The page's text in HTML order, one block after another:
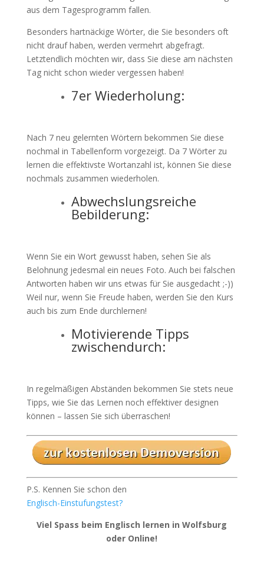
aus dem Tagesprogramm fallen.
Besonders hartnäckige Wörter, die Sie besonders oft
nicht drauf haben, werden vermehrt abgefragt.
Letztendlich möchten wir, dass Sie diese am nächsten
Tag nicht schon wieder vergessen haben!
7er Wiederholung:
Nach 7 neu gelernten Wörtern bekommen Sie diese
nochmal in Tabellenform vorgezeigt. Da 7 Wörter zu
lernen die effektivste Wortanzahl ist, können Sie diese
nochmals zusammen wiederholen.
Abwechslungsreiche
Bebilderung:
Wenn Sie ein Wort gewusst haben, sehen Sie als
Belohnung jedesmal ein neues Foto. Auch bei falschen
Antworten haben wir uns etwas für Sie ausgedacht ;-))
Weil nur, wenn Sie Freude haben, werden Sie den Kurs
auch bis zum Ende durchlernen!
Motivierende Tipps
zwischendurch:
In regelmäßigen Abständen bekommen Sie stets neue
Tipps, wie Sie das Lernen noch effektiver designen
können – lassen Sie sich überraschen!
P.S. Kennen Sie schon den
Englisch-Einstufungstest?
Viel Spass beim Englisch lernen in Wolfsburg
oder Online!